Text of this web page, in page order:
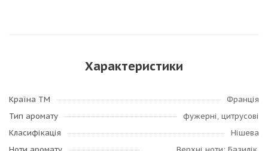
Характеристики
Країна ТМ
Франція
Тип аромату
фужерні, цитрусові
Класифікація
Нішева